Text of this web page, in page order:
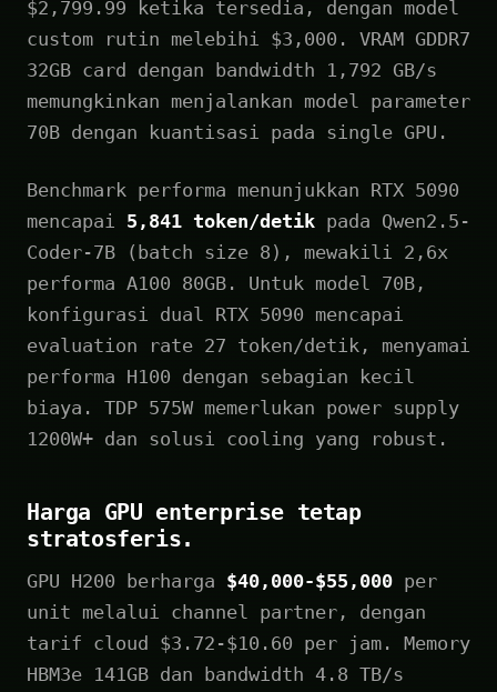
$2,799.99 ketika tersedia, dengan model
custom rutin melebihi $3,000. VRAM GDDR7
32GB card dengan bandwidth 1,792 GB/s
memungkinkan menjalankan model parameter
70B dengan kuantisasi pada single GPU.
Benchmark performa menunjukkan RTX 5090
mencapai 5,841 token/detik pada Qwen2.5-
Coder-7B (batch size 8), mewakili 2,6x
performa A100 80GB. Untuk model 70B,
konfigurasi dual RTX 5090 mencapai
evaluation rate 27 token/detik, menyamai
performa H100 dengan sebagian kecil
biaya. TDP 575W memerlukan power supply
1200W+ dan solusi cooling yang robust.
Harga GPU enterprise tetap
stratosferis.
GPU H200 berharga $40,000-$55,000 per
unit melalui channel partner, dengan
tarif cloud $3.72-$10.60 per jam. Memory
HBM3e 141GB dan bandwidth 4.8 TB/s